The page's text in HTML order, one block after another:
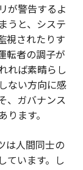
が警告するよ
うと、システ
視されたりす
転者の調子が
れば素晴らし
ない方向に感
、ガバナンス
ます。
は人間同士の
ています。し